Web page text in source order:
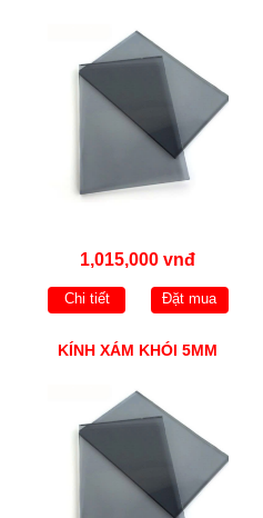
1,015,000 vnđ
Chi tiết Đặt mua
KÍNH XÁM KHÓI 5MM